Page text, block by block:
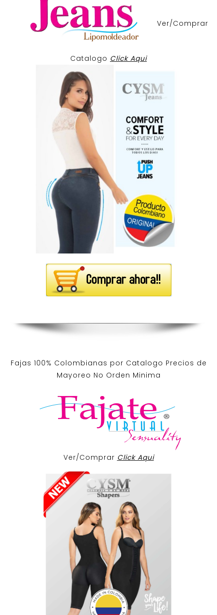
Ver/Comprar
Catalogo Click Aqui
Fajas 100% Colombianas por Catalogo Precios de
Mayoreo No Orden Minima
Ver/Comprar Click Aqui